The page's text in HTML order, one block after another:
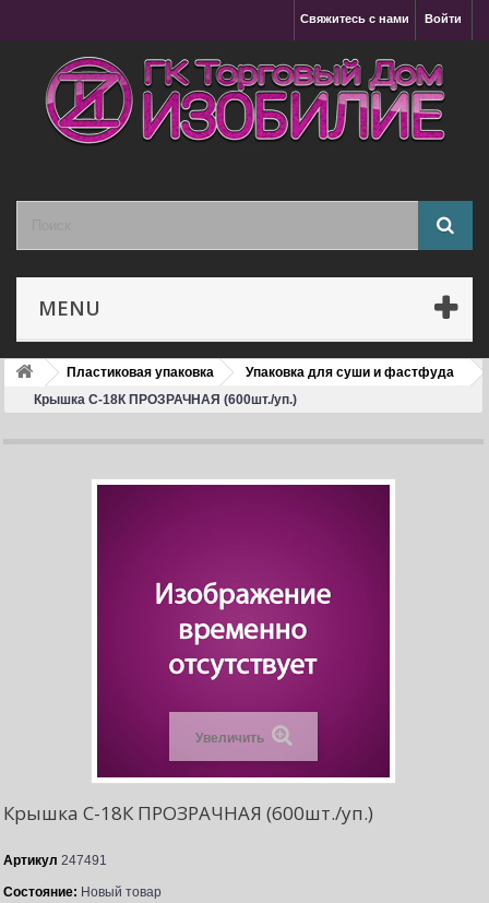
Войти
Свяжитесь с нами
MENU
Пластиковая упаковка
Упаковка для суши и фастфуда
Крышка С-18К ПРОЗРАЧНАЯ (600шт./уп.)
Увеличить
Крышка С-18К ПРОЗРАЧНАЯ (600шт./уп.)
Артикул 247491
Состояние: Новый товар